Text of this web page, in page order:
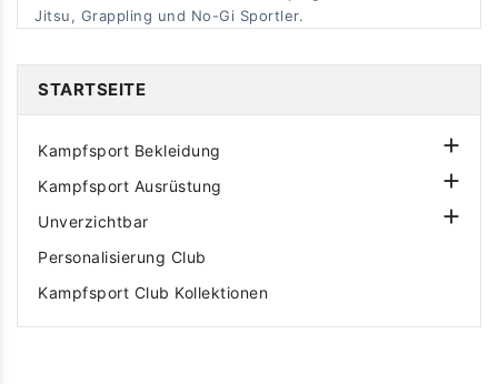
Jitsu, Grappling und No-Gi Sportler.
STARTSEITE
Kampfsport Bekleidung 
Kampfsport Ausrüstung 
Unverzichtbar 
Personalisierung Club
Kampfsport Club Kollektionen